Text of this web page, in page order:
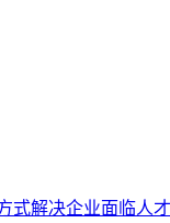
解决企业面临人